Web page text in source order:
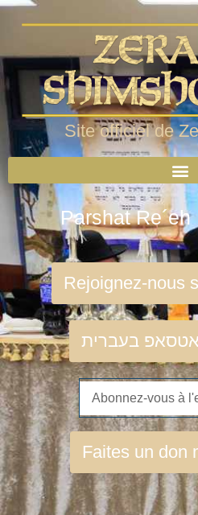
Site officiel de
Rejoignez-nous
בעברית
Faites un don